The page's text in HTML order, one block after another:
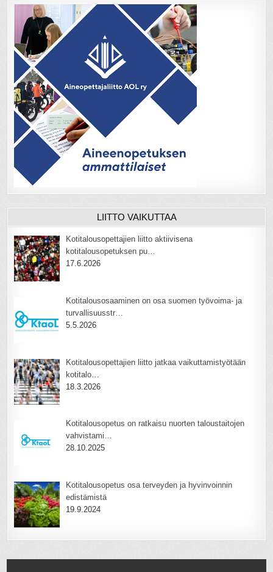
LIITTO VAIKUTTAA
Kotitalousopettajien liitto aktiivisena
kotitalousopetuksen pu…
17.6.2026
Kotitalousosaaminen on osa suomen työvoima- ja
turvallisuusstr…
5.5.2026
Kotitalousopettajien liitto jatkaa vaikuttamistyötään
kotitalo…
18.3.2026
Kotitalousopetus on ratkaisu nuorten taloustaitojen
vahvistami…
28.10.2025
Kotitalousopetus osa terveyden ja hyvinvoinnin
edistämistä
19.9.2024